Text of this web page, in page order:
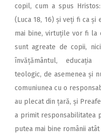
copil, cum a spus Hristos:
(Luca 18, 16) și veți fi ca și
mai bine, virtuțile vor fi la
sunt agreate de copii,
învățământul, educația
teologic, de asemenea și
comuniunea cu o
au plecat din țară, și
a primit responsabilitatea
putea mai bine românii